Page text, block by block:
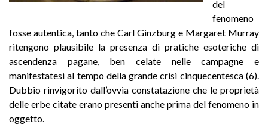
del
fenomeno
fosse autentica, tanto che Carl Ginzburg e Margaret Murray
ritengono plausibile la presenza di pratiche esoteriche di
ascendenza pagane, ben celate nelle campagne e
manifestatesi al tempo della grande crisi cinquecentesca (6).
Dubbio rinvigorito dall’ovvia constatazione che le proprietà
delle erbe citate erano presenti anche prima del fenomeno in
oggetto.